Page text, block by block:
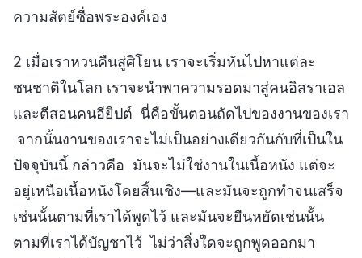
ความสัตย์ซื่อพระองค์เอง
2 เมื่อเราหวนคืนสู่ศิโยน เราจะเริ่มหันไปหาแต่ละ
ชนชาติในโลก เราจะนำพาความรอดมาสู่คนอิสราเอล
และตีสอนคนอียิปต์ นี่คือขั้นตอนถัดไปของงานของเรา
จากนั้นงานของเราจะไม่เป็นอย่างเดียวกันกับที่เป็นใน
ปัจจุบันนี้ กล่าวคือ มันจะไม่ใช่งานในเนื้อหนัง แต่จะ
อยู่เหนือเนื้อหนังโดยสิ้นเชิง—และมันจะถูกทำจนเสร็จ
เช่นนั้นตามที่เราได้พูดไว้ และมันจะยืนหยัดเช่นนั้น
ตามที่เราได้บัญชาไว้ ไม่ว่าสิ่งใดจะถูกพูดออกมา